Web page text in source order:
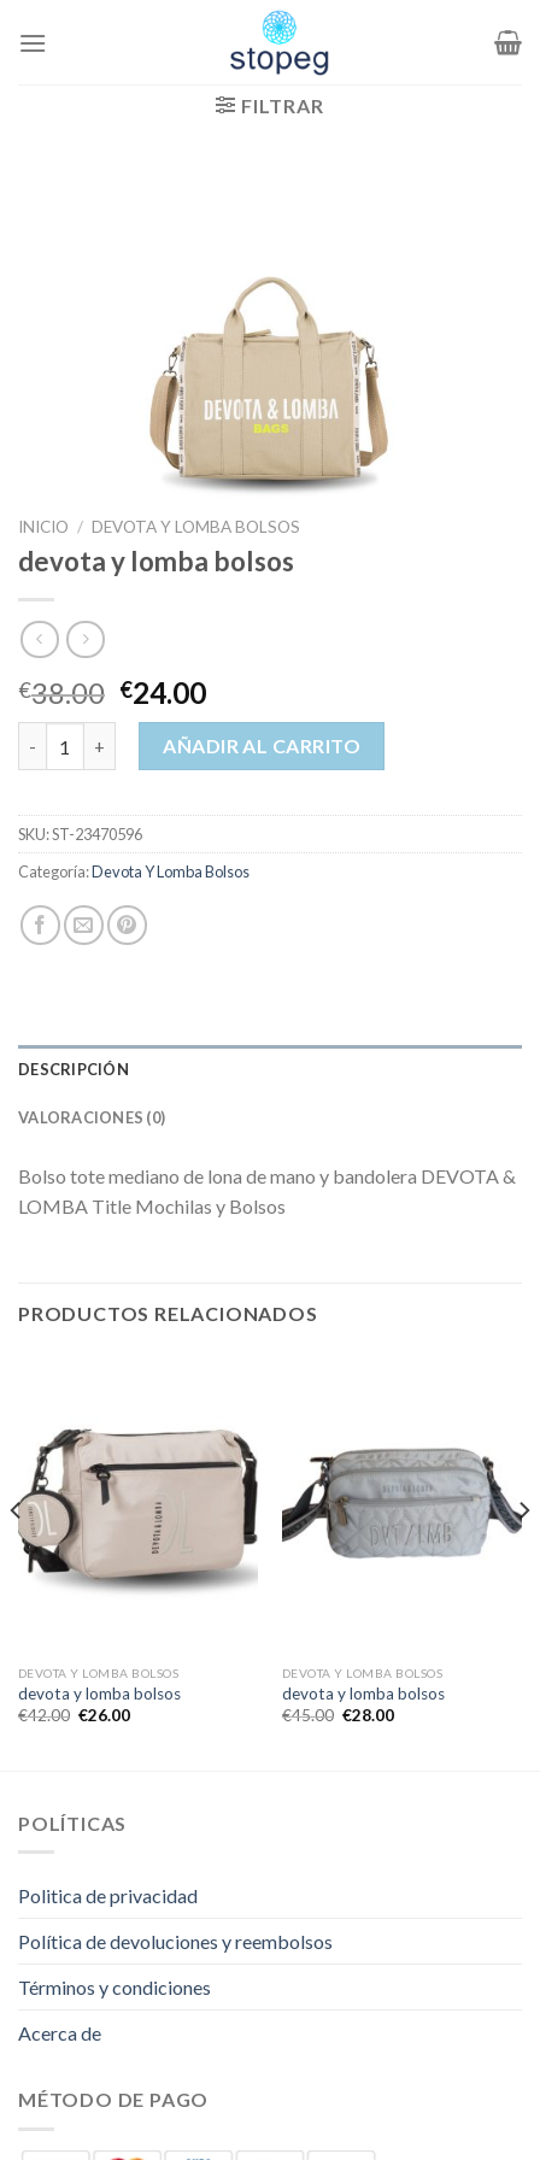
FILTRAR
INICIO / DEVOTA Y LOMBA BOLSOS
devota y lomba bolsos
€38.00 €24.00
devota y lomba bolsos cantidad
AÑADIR AL CARRITO
SKU:ST-23470596
Categoría:Devota Y Lomba Bolsos
DESCRIPCIÓN
VALORACIONES (0)
Bolso tote mediano de lona de mano y bandolera DEVOTA &
LOMBA Title Mochilas y Bolsos
PRODUCTOS RELACIONADOS
DEVOTA Y LOMBA BOLSOS
devota y lomba bolsos
€42.00 €26.00
DEVOTA Y LOMBA BOLSOS
devota y lomba bolsos
€45.00 €28.00
POLÍTICAS
Politica de privacidad
Política de devoluciones y reembolsos
Términos y condiciones
Acerca de
MÉTODO DE PAGO